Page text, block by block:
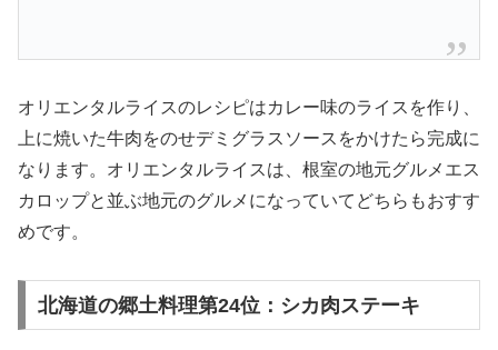
オリエンタルライスのレシピはカレー味のライスを作り、
上に焼いた牛肉をのせデミグラスソースをかけたら完成に
なります。オリエンタルライスは、根室の地元グルメエス
カロップと並ぶ地元のグルメになっていてどちらもおすす
めです。
北海道の郷土料理第24位：シカ肉ステーキ